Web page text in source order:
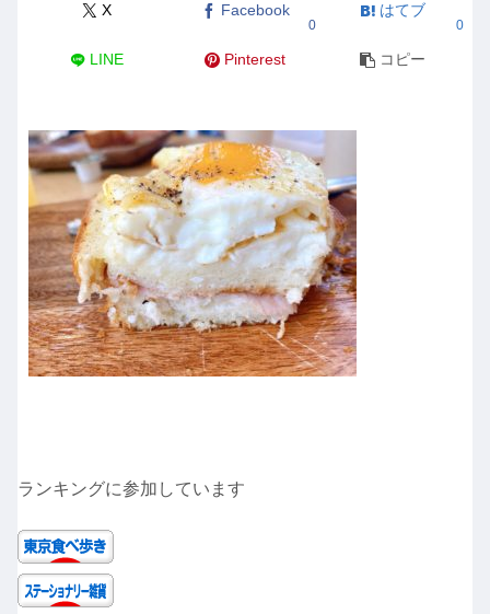
X Facebook
0
はてブ
0
LINE Pinterest コピー
ランキングに参加しています